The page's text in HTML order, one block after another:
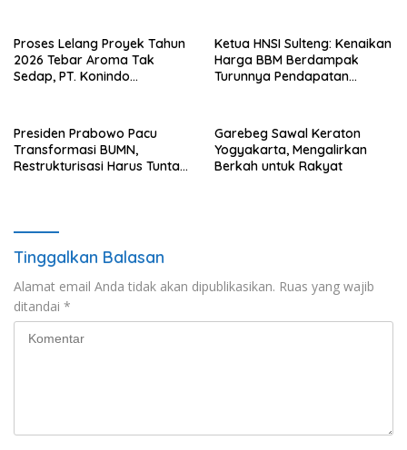
Proses Lelang Proyek Tahun
2026 Tebar Aroma Tak
Sedap, PT. Konindo
Ketua HNSI Sulteng: Kenaikan
Harga BBM Berdampak
Turunnya Pendapatan
Presiden Prabowo Pacu
Transformasi BUMN,
Restrukturisasi Harus Tuntas
Garebeg Sawal Keraton
Yogyakarta, Mengalirkan
Berkah untuk Rakyat
Tinggalkan Balasan
Alamat email Anda tidak akan dipublikasikan. Ruas yang wajib
ditandai *